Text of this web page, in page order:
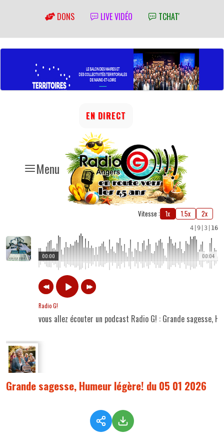
DONS LIVE VIDÉO TCHAT'
Menu
EN DIRECT
Vitesse : 1x 1.5x 2x
4 9 3 16
00:04
00:00
Radio G!
vous allez écouter un podcast Radio G! : Grande sagesse,
Grande sagesse, Humeur légère! du 05 01 2026